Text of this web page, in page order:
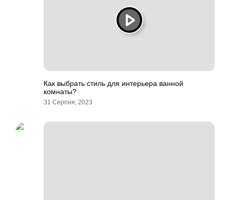
Как выбрать стиль для интерьера ванной
комнаты?
31 Серпня, 2023